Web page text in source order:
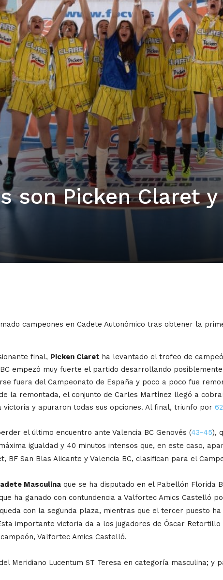
son Picken Claret y
campeones en Cadete Autonómico tras obtener la
final, Picken Claret ha levantado el trofeo de
empezó muy fuerte el partido desarrollando
fuera del Campeonato de España y poco a poco fue
la remontada, el conjunto de Carles Martínez llegó a
y apuraron todas sus opciones. Al final, triunfo por
el último encuentro ante Valencia BC Genovés (43-45),
igualdad y 40 minutos intensos que, en este caso,
BF San Blas Alicante y Valencia BC, clasifican para el
Masculinaque se ha disputado en el Pabellón Florida
ha ganado con contundencia a Valfortec Amics Castelló
con la segunda plaza, mientras que el tercer puesto
importante victoria da a los jugadores de Óscar
Valfortec Amics Castelló.
Meridiano Lucentum ST Teresa en categoría masculina; y